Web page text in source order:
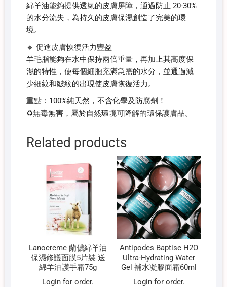
綿羊油能夠提供透氣的皮膚屏障，通過防止 20-30%
的水分流失，為持久的皮膚保濕創造了完美的環
境。
🔹 促進皮膚恢復活力豐盈
羊毛脂能夠在水中保持兩倍重量，再加上其高度保
濕的特性，使每個細胞充滿急需的水分，並通過減
少細紋和皺紋的出現使皮膚恢復活力。
重點：100%純天然，不含化學及防腐劑！
♻️無毒無害，屬於自然環境可降解的環保護膚品。
Related products
Lanocreme 蘭儂綿羊油
保濕修護面膜5片裝 送
綿羊油護手霜75g
Login for order.
Antipodes Baptise H2O
Ultra-Hydrating Water
Gel 補水凝膠面霜60ml
Login for order.